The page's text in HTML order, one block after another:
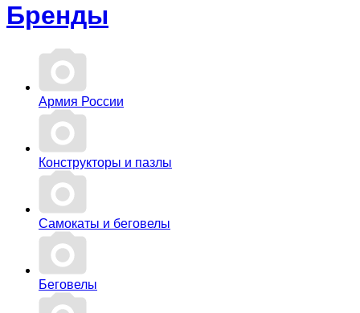
Бренды
Армия России
Конструкторы и пазлы
Самокаты и беговелы
Беговелы